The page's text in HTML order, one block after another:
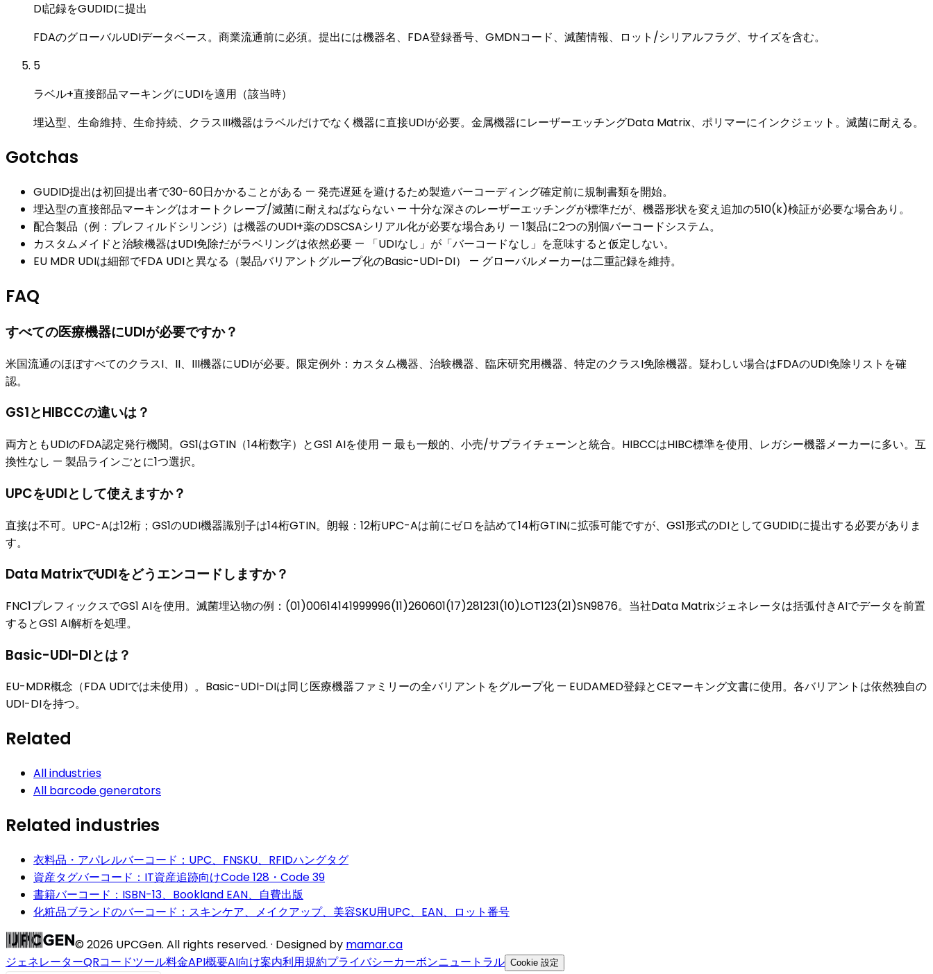
DI記録をGUDIDに提出
FDAのグローバルUDIデータベース。商業流通前に必須。提出には機器名、FDA登録番号、GMDNコード、滅菌情報、ロット/シリアルフラグ、サイズを含む。
5
ラベル+直接部品マーキングにUDIを適用（該当時）
埋込型、生命維持、生命持続、クラスIII機器はラベルだけでなく機器に直接UDIが必要。金属機器にレーザーエッチングData Matrix、ポリマーにインクジェット。滅菌に耐える。
Gotchas
GUDID提出は初回提出者で30-60日かかることがある — 発売遅延を避けるため製造バーコーディング確定前に規制書類を開始。
埋込型の直接部品マーキングはオートクレーブ/滅菌に耐えねばならない — 十分な深さのレーザーエッチングが標準だが、機器形状を変え追加の510(k)検証が必要な場合あり。
配合製品（例：プレフィルドシリンジ）は機器のUDI+薬のDSCSAシリアル化が必要な場合あり — 1製品に2つの別個バーコードシステム。
カスタムメイドと治験機器はUDI免除だがラベリングは依然必要 — 「UDIなし」が「バーコードなし」を意味すると仮定しない。
EU MDR UDIは細部でFDA UDIと異なる（製品バリアントグループ化のBasic-UDI-DI） — グローバルメーカーは二重記録を維持。
FAQ
すべての医療機器にUDIが必要ですか？
米国流通のほぼすべてのクラスI、II、III機器にUDIが必要。限定例外：カスタム機器、治験機器、臨床研究用機器、特定のクラスI免除機器。疑わしい場合はFDAのUDI免除リストを確
認。
GS1とHIBCCの違いは？
両方ともUDIのFDA認定発行機関。GS1はGTIN（14桁数字）とGS1 AIを使用 — 最も一般的、小売/サプライチェーンと統合。HIBCCはHIBC標準を使用、レガシー機器メーカーに多い。互
換性なし — 製品ラインごとに1つ選択。
UPCをUDIとして使えますか？
直接は不可。UPC-Aは12桁；GS1のUDI機器識別子は14桁GTIN。朗報：12桁UPC-Aは前にゼロを詰めて14桁GTINに拡張可能ですが、GS1形式のDIとしてGUDIDに提出する必要がありま
す。
Data MatrixでUDIをどうエンコードしますか？
FNC1プレフィックスでGS1 AIを使用。滅菌埋込物の例：(01)00614141999996(11)260601(17)281231(10)LOT123(21)SN9876。当社Data Matrixジェネレータは括弧付きAIでデータを前置
するとGS1 AI解析を処理。
Basic-UDI-DIとは？
EU-MDR概念（FDA UDIでは未使用）。Basic-UDI-DIは同じ医療機器ファミリーの全バリアントをグループ化 — EUDAMED登録とCEマーキング文書に使用。各バリアントは依然独自の
UDI-DIを持つ。
Related
All industries
All barcode generators
Related industries
衣料品・アパレルバーコード：UPC、FNSKU、RFIDハングタグ
資産タグバーコード：IT資産追跡向けCode 128・Code 39
書籍バーコード：ISBN-13、Bookland EAN、自費出版
化粧品ブランドのバーコード：スキンケア、メイクアップ、美容SKU用UPC、EAN、ロット番号
©2026 UPCGen. All rights reserved. · Designed by mamar.ca
ジェネレーターQRコードツール料金API概要AI向け案内利用規約プライバシーカーボンニュートラル Cookie 設定